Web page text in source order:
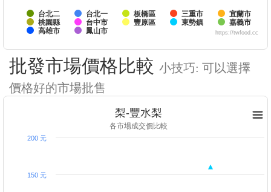
台北二 台北一 板橋區 三重市
宜蘭市
桃園縣
台中市 豐原區 東勢鎮
嘉義市
高雄市
鳳山市 https://twfood.cc
批發市場價格比較 小技巧: 可以選擇
價格好的市場批售
梨-豐水梨
各市場成交價比較
150 元
200 元